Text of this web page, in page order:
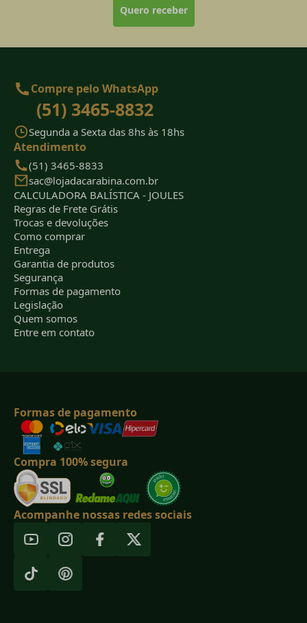
Quero receber
Compre pelo WhatsApp
(51) 3465-8832
Segunda a Sexta das 8hs às 18hs
Atendimento
(51) 3465-8833
sac@lojadacarabina.com.br
CALCULADORA BALÍSTICA - JOULES
Regras de Frete Grátis
Trocas e devoluções
Como comprar
Entrega
Garantia de produtos
Segurança
Formas de pagamento
Legislação
Quem somos
Entre em contato
Formas de pagamento
Compra 100% segura
Acompanhe nossas redes sociais